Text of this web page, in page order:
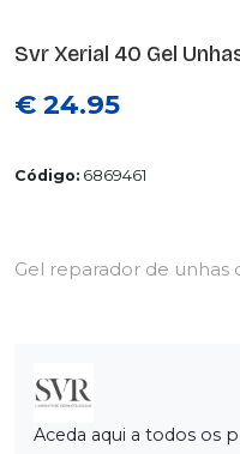
Svr Xerial 40 Gel
€ 24.95
Código: 6869461
Gel reparador de unhas
Aceda aqui a todos os